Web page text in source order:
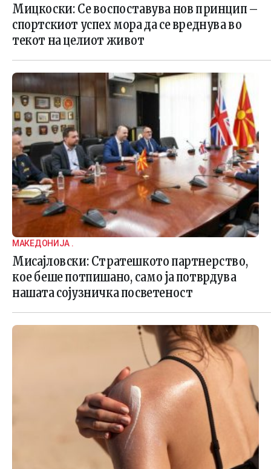
Мицкоски: Се воспоставува нов принцип –
спортскиот успех мора да се вреднува во
текот на целиот живот
МАКЕДОНИЈА .
Мисајловски: Стратешкото партнерство,
кое беше потпишано, само ја потврдува
нашата сојузничка посветеност